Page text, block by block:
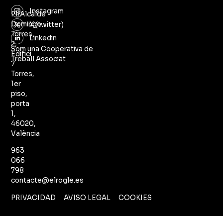
Pl/Alcalde
Domingo
Torres,
2,
Edifici
7
Torres,
1er
piso,
porta
1,
46020,
València
963
066
798
contacte@elrogle.es
Instagram
X (twitter)
Linkedin
Som una Cooperativa de
Treball Associat
PRIVACIDAD AVISO LEGAL COOKIES